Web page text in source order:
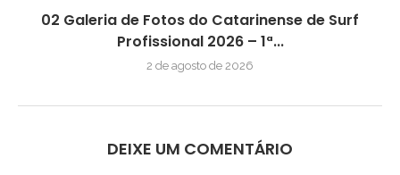
02 Galeria de Fotos do Catarinense de Surf
Profissional 2026 – 1ª...
2 de agosto de 2026
DEIXE UM COMENTÁRIO